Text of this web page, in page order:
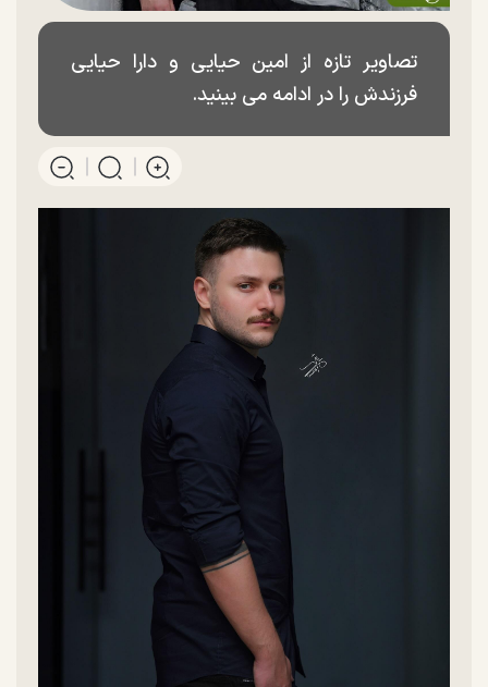
تصاویر تازه از امین حیایی و دارا حیایی
فرزندش را در ادامه می بینید.